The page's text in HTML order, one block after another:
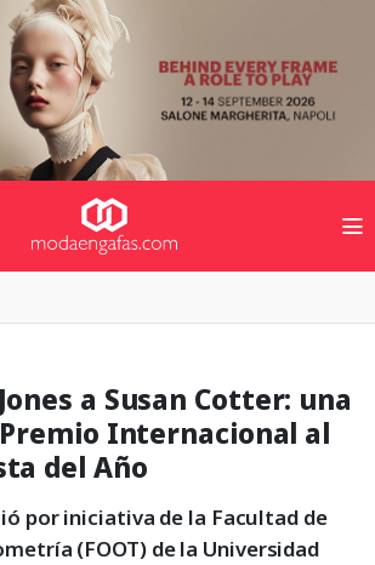
a Susan Cotter: una
Internacional al
del Año
por iniciativa de la Facultad de
(FOOT) de la Universidad